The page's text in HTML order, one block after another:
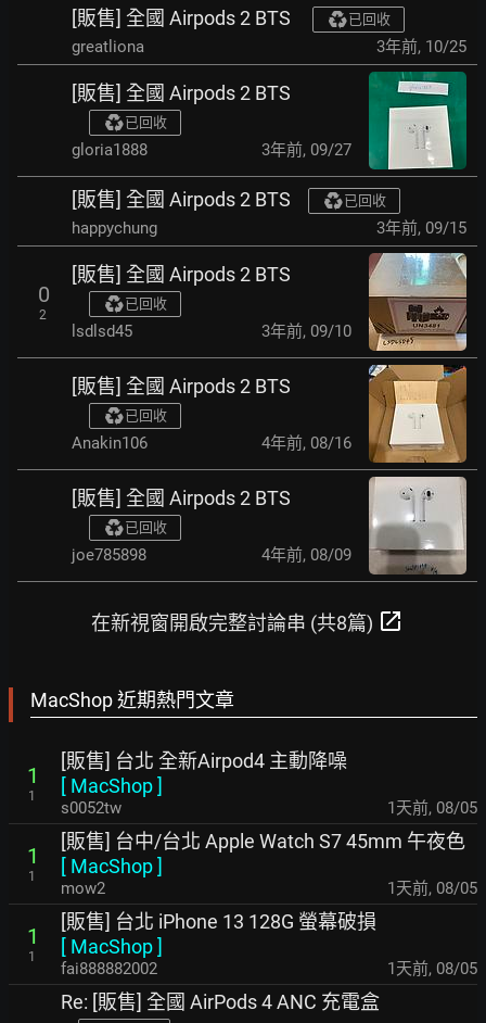
[販售] 全國 Airpods 2 BTS 已回收
greatliona 3年前, 10/25
[販售] 全國 Airpods 2 BTS
已回收
gloria1888 3年前, 09/27
[販售] 全國 Airpods 2 BTS 已回收
happychung 3年前, 09/15
0
2
[販售] 全國 Airpods 2 BTS
已回收
lsdlsd45 3年前, 09/10
[販售] 全國 Airpods 2 BTS
已回收
Anakin106 4年前, 08/16
[販售] 全國 Airpods 2 BTS
已回收
joe785898 4年前, 08/09
在新視窗開啟完整討論串 (共8篇) open_in_new
MacShop 近期熱門文章
1
1
[販售] 台北 全新Airpod4 主動降噪
[ MacShop]
s0052tw 1天前, 08/05
1
1
[販售] 台中/台北 Apple Watch S7 45mm 午夜色
[ MacShop]
mow2 1天前, 08/05
1
1
[販售] 台北 iPhone 13 128G 螢幕破損
[ MacShop]
fai888882002 1天前, 08/05
Re: [販售] 全國 AirPods 4 ANC 充電盒